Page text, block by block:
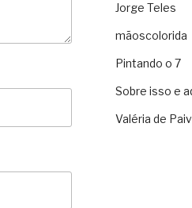
Jorge Teles
mãoscolorida
Pintando o 7
Sobre isso e
Valéria de